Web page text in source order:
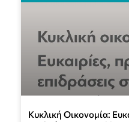
Κυκλική Οικονομία: